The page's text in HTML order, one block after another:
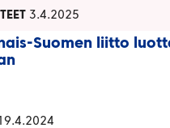
3.4.2025
Suomen liitto